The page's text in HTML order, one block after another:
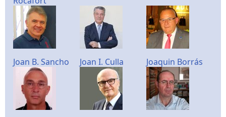
Joan B. Sancho Joan I. Culla Joaquin Borrás